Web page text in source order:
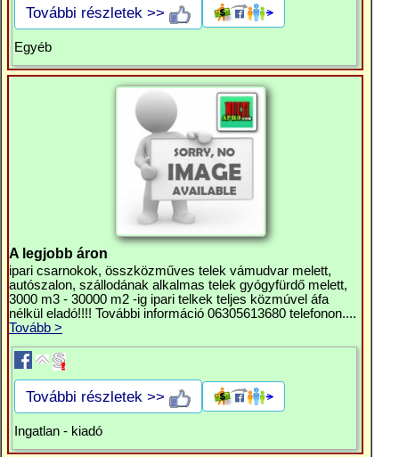
További részletek >>
Egyéb
A legjobb áron
ipari csarnokok, összközműves telek vámudvar melett,
autószalon, szállodának alkalmas telek gyógyfürdő melett,
3000 m3 - 30000 m2 -ig ipari telkek teljes közmúvel áfa
nélkül eladó!!!! További információ 06305613680 telefonon....
Tovább >
További részletek >>
Ingatlan - kiadó